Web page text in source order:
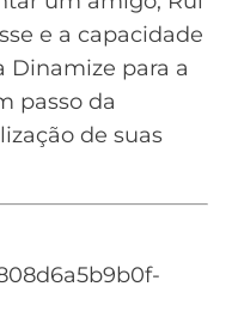
e a capacidade
Dinamize para a
passo da
de suas